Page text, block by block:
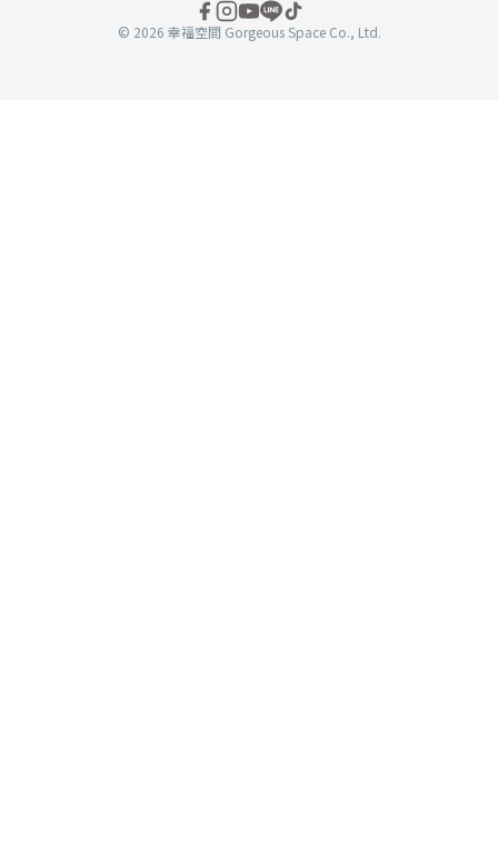
© 2026 幸福空間 Gorgeous Space Co., Ltd.